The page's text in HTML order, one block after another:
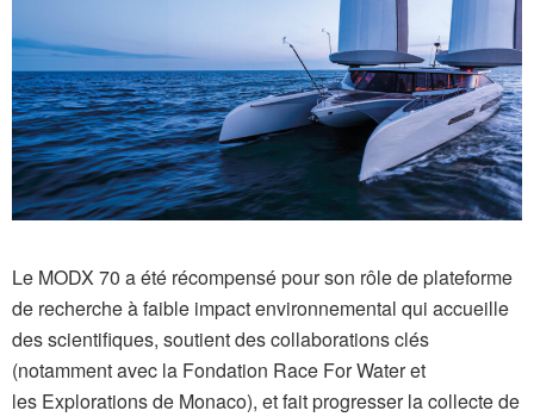
Le MODX 70 a été récompensé pour son rôle de plateforme
de recherche à faible impact environnemental qui accueille
des scientifiques, soutient des collaborations clés
(notamment avec la Fondation Race For Water et
les Explorations de Monaco), et fait progresser la collecte de